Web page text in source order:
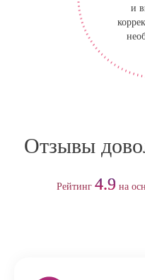
и
Отзывы
Рейтинг 4.9 на